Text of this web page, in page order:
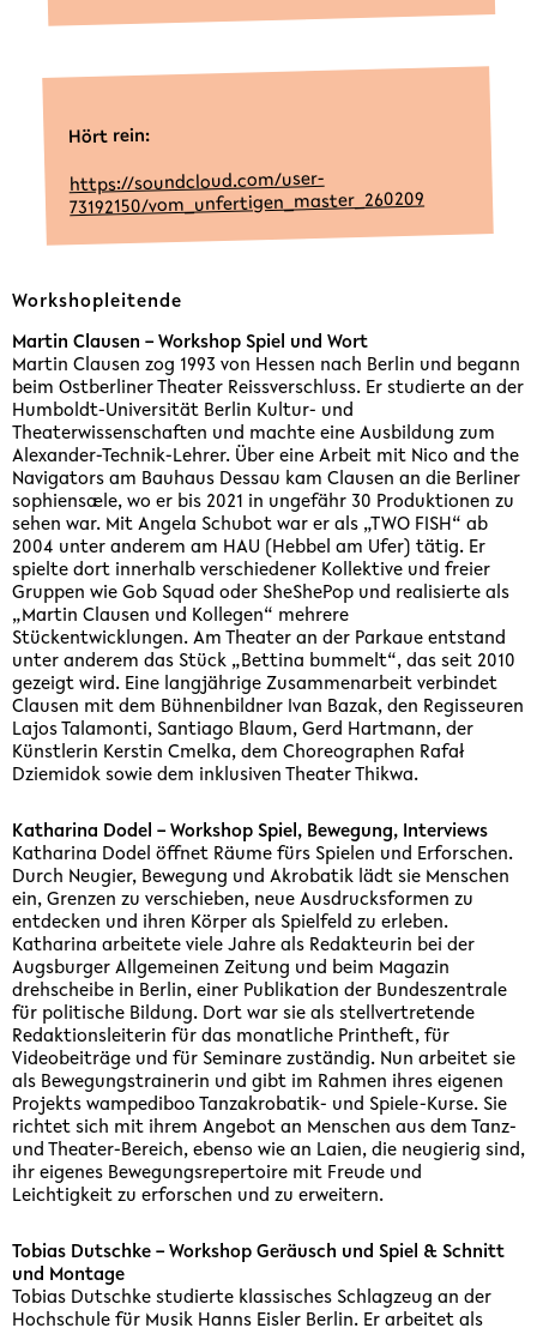
Hört rein:
https://soundcloud.com/user-
73192150/vom_unfertigen_master_260209
Workshopleitende
Martin Clausen – Workshop Spiel und Wort
Martin Clausen zog 1993 von Hessen nach Berlin und begann
beim Ostberliner Theater Reissverschluss. Er studierte an der
Humboldt-Universität Berlin Kultur- und
Theaterwissenschaften und machte eine Ausbildung zum
Alexander-Technik-Lehrer. Über eine Arbeit mit Nico and the
Navigators am Bauhaus Dessau kam Clausen an die Berliner
sophiensæle, wo er bis 2021 in ungefähr 30 Produktionen zu
sehen war. Mit Angela Schubot war er als „TWO FISH“ ab
2004 unter anderem am HAU (Hebbel am Ufer) tätig. Er
spielte dort innerhalb verschiedener Kollektive und freier
Gruppen wie Gob Squad oder SheShePop und realisierte als
„Martin Clausen und Kollegen“ mehrere
Stückentwicklungen. Am Theater an der Parkaue entstand
unter anderem das Stück „Bettina bummelt“, das seit 2010
gezeigt wird. Eine langjährige Zusammenarbeit verbindet
Clausen mit dem Bühnenbildner Ivan Bazak, den Regisseuren
Lajos Talamonti, Santiago Blaum, Gerd Hartmann, der
Künstlerin Kerstin Cmelka, dem Choreographen Rafał
Dziemidok sowie dem inklusiven Theater Thikwa.
Katharina Dodel – Workshop Spiel, Bewegung, Interviews
Katharina Dodel öffnet Räume fürs Spielen und Erforschen.
Durch Neugier, Bewegung und Akrobatik lädt sie Menschen
ein, Grenzen zu verschieben, neue Ausdrucksformen zu
entdecken und ihren Körper als Spielfeld zu erleben.
Katharina arbeitete viele Jahre als Redakteurin bei der
Augsburger Allgemeinen Zeitung und beim Magazin
drehscheibe in Berlin, einer Publikation der Bundeszentrale
für politische Bildung. Dort war sie als stellvertretende
Redaktionsleiterin für das monatliche Printheft, für
Videobeiträge und für Seminare zuständig. Nun arbeitet sie
als Bewegungstrainerin und gibt im Rahmen ihres eigenen
Projekts wampediboo Tanzakrobatik- und Spiele-Kurse. Sie
richtet sich mit ihrem Angebot an Menschen aus dem Tanz-
und Theater-Bereich, ebenso wie an Laien, die neugierig sind,
ihr eigenes Bewegungsrepertoire mit Freude und
Leichtigkeit zu erforschen und zu erweitern.
Tobias Dutschke – Workshop Geräusch und Spiel & Schnitt
und Montage
Tobias Dutschke studierte klassisches Schlagzeug an der
Hochschule für Musik Hanns Eisler Berlin. Er arbeitet als